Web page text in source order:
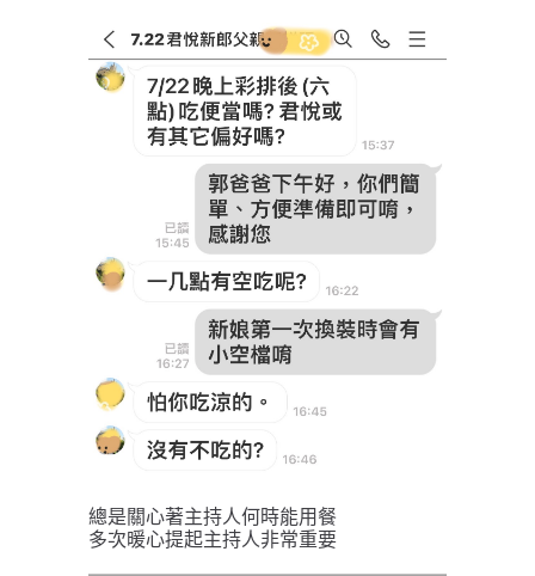
總是關心著主持人何時能用餐
多次暖心提起主持人非常重要